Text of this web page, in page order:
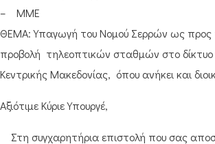
– ΜΜΕ
ΘΕΜΑ: Υπαγωγή του Νομού Σερρών ως προς
προβολή τηλεοπτικών σταθμών στο δίκτυο
Κεντρικής Μακεδονίας, όπου ανήκει και
Αξιότιμε Κύριε Υπουργέ,
Στη συγχαρητήρια επιστολή που σας